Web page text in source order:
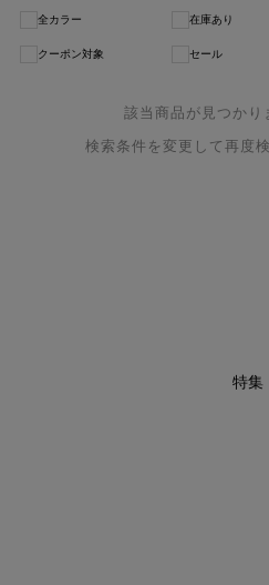
全カラー 在庫あり
クーポン対象 セール
該当商品が見つかり
検索条件を変更して再度
特集